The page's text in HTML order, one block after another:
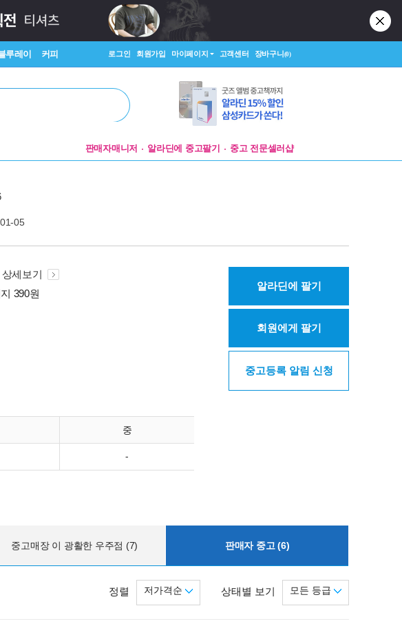
루레이 커피 로그인 회원가입 마이페이지 고객센터 장바구니(0)
판매자매니저 알라딘에 중고팔기 중고 전문셀러샵
05
세보기
390원
중
-
알라딘에 팔기
회원에게 팔기
중고등록 알림 신청
중고매장 이 광활한 우주점 (7) 판매자 중고 (6)
상태별 보기 모든 등급
정렬 저가격순